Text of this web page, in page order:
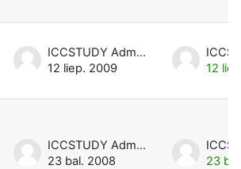
ICCSTUDY Admin User
12 liep. 2009
12
ICCSTUDY Admin User
23 bal. 2008
23